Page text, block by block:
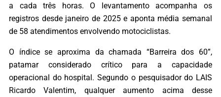
a cada três horas. O levantamento acompanha os
registros desde janeiro de 2025 e aponta média semanal
de 58 atendimentos envolvendo motociclistas.
O índice se aproxima da chamada “Barreira dos 60”,
patamar considerado crítico para a capacidade
operacional do hospital. Segundo o pesquisador do LAIS
Ricardo Valentim, qualquer aumento acima desse